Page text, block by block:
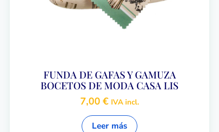
FUNDA DE GAFAS Y GAMUZA
BOCETOS DE MODA CASA LIS
7,00€ IVA incl.
Leer más